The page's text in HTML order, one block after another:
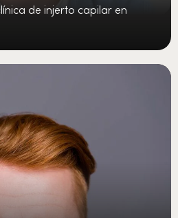
de injerto capilar en